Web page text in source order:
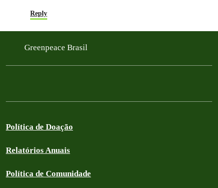
Reply
Greenpeace Brasil
Política de Doação
Relatórios Anuais
Política de Comunidade